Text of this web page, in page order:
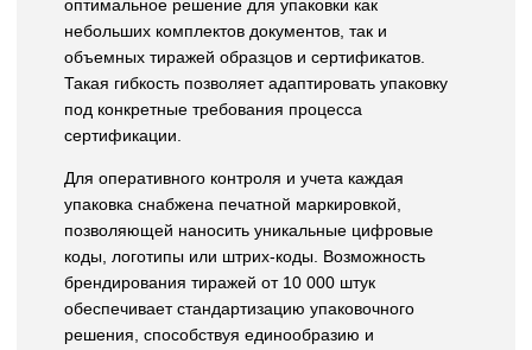
оптимальное решение для упаковки как
небольших комплектов документов, так и
объемных тиражей образцов и сертификатов.
Такая гибкость позволяет адаптировать упаковку
под конкретные требования процесса
сертификации.
Для оперативного контроля и учета каждая
упаковка снабжена печатной маркировкой,
позволяющей наносить уникальные цифровые
коды, логотипы или штрих-коды. Возможность
брендирования тиражей от 10 000 штук
обеспечивает стандартизацию упаковочного
решения, способствуя единообразию и